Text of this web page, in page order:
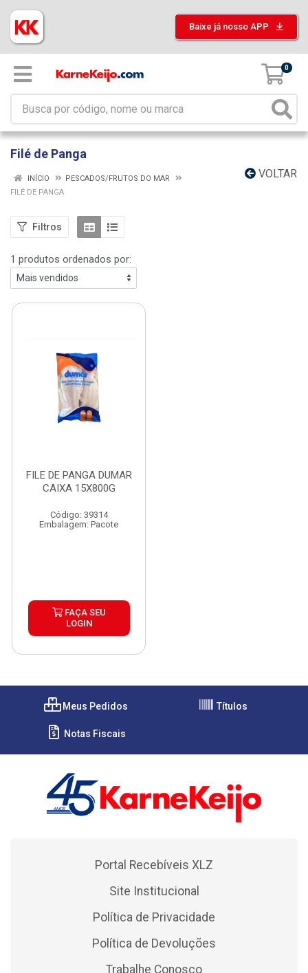
Baixe já nosso APP
0
Filé de Panga
VOLTAR
INÍCIO
PESCADOS/FRUTOS DO MAR
FILÉ DE PANGA
Filtros
1 produtos ordenados por:
FILE DE PANGA DUMAR
CAIXA 15X800G
Código: 39314
Embalagem: Pacote
FAÇA SEU
LOGIN
Meus Pedidos Títulos
Notas Fiscais
Portal Recebíveis XLZ
Site Institucional
Política de Privacidade
Política de Devoluções
Trabalhe Conosco